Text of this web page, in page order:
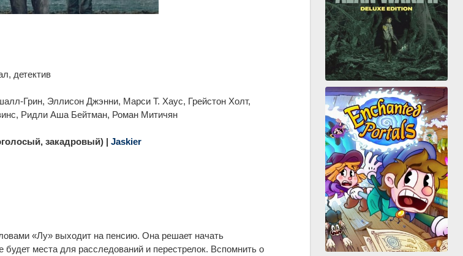
детектив
Грин, Эллисон Джэнни, Марси Т. Хаус, Грейстон Холт,
Ридли Аша Бейтман, Роман Митичян
закадровый) | Jaskier
«Лу» выходит на пенсию. Она решает начать
будет места для расследований и перестрелок. Вспомнить о